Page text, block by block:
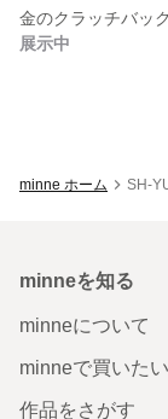
金のクラッチバック
展示中
minne ホーム SH-
minneを知る
minneについて
minneで買いたい
作品をさがす